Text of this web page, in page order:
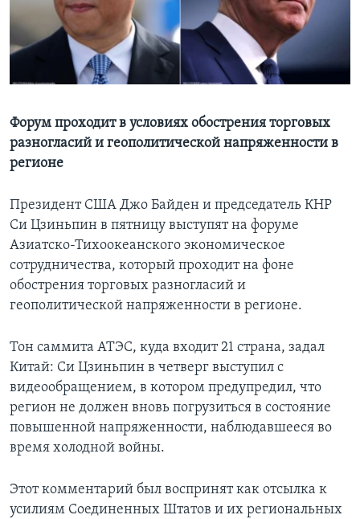
Learning English
СОЦИАЛЬНЫЕ СЕТИ
Языки
Форум проходит в условиях обострения торговых
разногласий и геополитической напряженности в
регионе
Президент США Джо Байден и председатель КНР
Си Цзиньпин в пятницу выступят на форуме
Азиатско-Тихоокеанского экономическое
сотрудничества, который проходит на фоне
обострения торговых разногласий и
геополитической напряженности в регионе.
Тон саммита АТЭС, куда входит 21 страна, задал
Китай: Си Цзиньпин в четверг выступил с
видеообращением, в котором предупредил, что
регион не должен вновь погрузиться в состояние
повышенной напряженности, наблюдавшееся во
время холодной войны.
Этот комментарий был воспринят как отсылка к
усилиям Соединенных Штатов и их региональных